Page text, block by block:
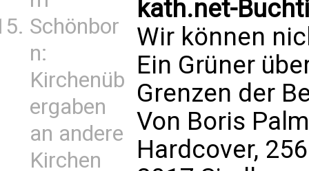
Schönbor
n:
Kirchenüb
ergaben
an andere
Kirchen
kath.net-
Wir können
Ein Grüner
Grenzen der
Von Boris
Hardcover,